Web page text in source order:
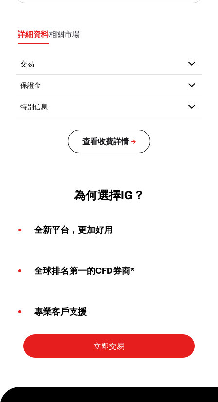
詳細資料相關市場
為何選擇IG？
全新平台，更加好用
全球排名第一的CFD券商*
專業客戶支援